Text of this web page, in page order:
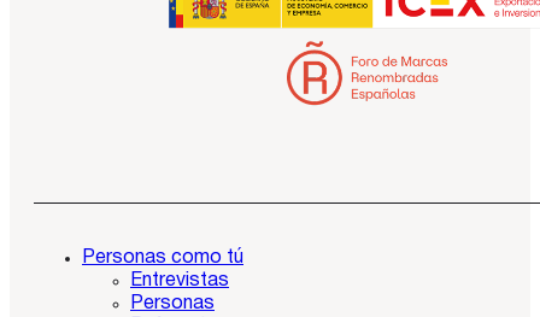
Personas como tú
Entrevistas
Personas